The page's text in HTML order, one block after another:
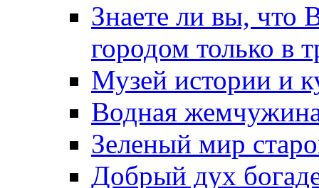
Знаете ли вы, что
городом только в
Музей истории и
Водная
Зеленый мир
Добрый дух